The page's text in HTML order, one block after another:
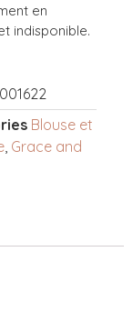
en
indisponible.
Blouse et
, Grace and